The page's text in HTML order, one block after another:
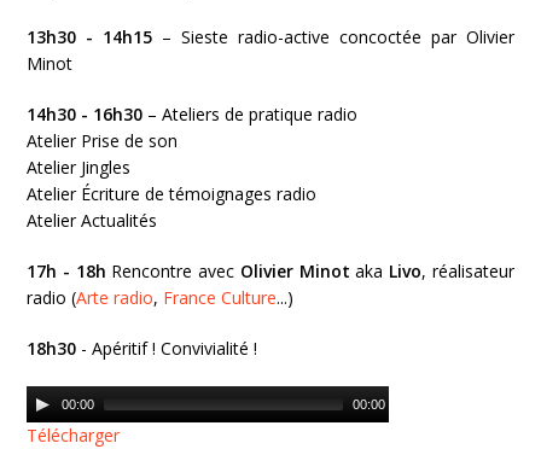
13h30 - 14h15 – Sieste radio-active concoctée par Olivier
Minot
14h30 - 16h30 – Ateliers de pratique radio
Atelier Prise de son
Atelier Jingles
Atelier Écriture de témoignages radio
Atelier Actualités
17h - 18h Rencontre avec Olivier Minot aka Livo, réalisateur
radio (Arte radio, France Culture...)
18h30 - Apéritif ! Convivialité !
Audio
Player
00:00 00:00
Télécharger